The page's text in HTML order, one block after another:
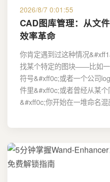
2026/8/7 0:01:55
CAD图库管理：从文
效率革命
你肯定遇到过这种情况
找某个特定的图块——比如
符号&#xff0c;或者一个公司
件里&#xff0c;或者曾经从某
&#xff0c;你开始在一堆命名